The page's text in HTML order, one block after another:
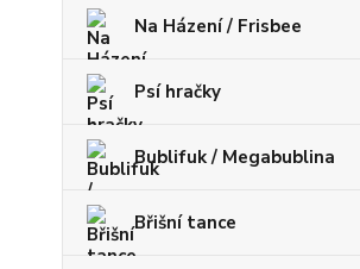
Na Házení / Frisbee
Psí hračky
Bublifuk / Megabublina
Břišní tance